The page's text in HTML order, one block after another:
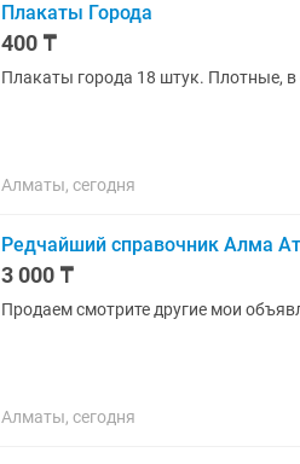
Плакаты Города
400 ₸
Алматы, сегодня
Редчайший справочник Алма
3 000 ₸
Продаем смотрите другие мои
Алматы, сегодня